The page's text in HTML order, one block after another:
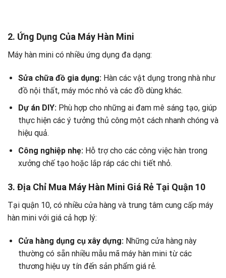
2. Ứng Dụng Của Máy Hàn Mini
Máy hàn mini có nhiều ứng dụng đa dạng:
Sửa chữa đồ gia dụng:Hàn các vật dụng trong nhà như
đồ nội thất, máy móc nhỏ và các đồ dùng khác.
Dự án DIY:Phù hợp cho những ai đam mê sáng tạo, giúp
thực hiện các ý tưởng thủ công một cách nhanh chóng và
hiệu quả.
Công nghiệp nhẹ:Hỗ trợ cho các công việc hàn trong
xưởng chế tạo hoặc lắp ráp các chi tiết nhỏ.
3. Địa Chỉ Mua Máy Hàn Mini Giá Rẻ Tại Quận 10
Tại quận 10, có nhiều cửa hàng và trung tâm cung cấp máy
hàn mini với giá cả hợp lý:
Cửa hàng dụng cụ xây dựng:Những cửa hàng này
thường có sẵn nhiều mẫu mã máy hàn mini từ các
thương hiệu uy tín đến sản phẩm giá rẻ.